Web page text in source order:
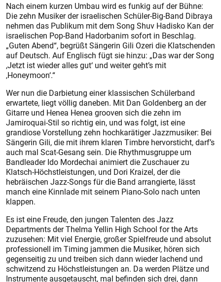
Nach einem kurzen Umbau wird es funkig auf der Bühne:
Die zehn Musiker der israelischen Schüler-Big-Band Dibraya
nehmen das Publikum mit dem Song Shuv Hadisko Kan der
israelischen Pop-Band Hadorbanim sofort in Beschlag.
„Guten Abend“, begrüßt Sängerin Gili Ozeri die Klatschenden
auf Deutsch. Auf Englisch fügt sie hinzu: „Das war der Song
,Jetzt ist wieder alles gut‘ und weiter geht’s mit
,Honeymoon‘.“
Wer nun die Darbietung einer klassischen Schülerband
erwartete, liegt völlig daneben. Mit Dan Goldenberg an der
Gitarre und Henea Henea grooven sich die zehn im
Jamiroquai-Stil so richtig ein, und was folgt, ist eine
grandiose Vorstellung zehn hochkarätiger Jazzmusiker: Bei
Sängerin Gili, die mit ihrem klaren Timbre hervorsticht, darf’s
auch mal Scat-Gesang sein. Die Rhythmusgruppe um
Bandleader Ido Mordechai animiert die Zuschauer zu
Klatsch-Höchstleistungen, und Dori Kraizel, der die
hebräischen Jazz-Songs für die Band arrangierte, lässt
manch eine Kinnlade mit seinem Piano-Solo nach unten
klappen.
Es ist eine Freude, den jungen Talenten des Jazz
Departments der Thelma Yellin High School for the Arts
zuzusehen: Mit viel Energie, großer Spielfreude und absolut
professionell im Timing jammen die Musiker, hören sich
gegenseitig zu und treiben sich dann wieder lachend und
schwitzend zu Höchstleistungen an. Da werden Plätze und
Instrumente ausgetauscht, mal befinden sich drei, dann